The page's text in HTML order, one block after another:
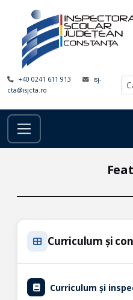
+40 0241 611 913
isj-
cta@isjcta.ro
Curriculum și
Curriculum și